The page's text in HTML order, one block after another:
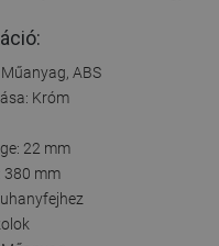
ABS
Króm
22 mm
380 mm